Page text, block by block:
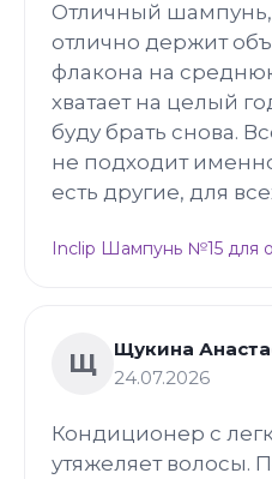
Отличный шампунь,
отлично держит
флакона на
хватает на целый
буду брать снова.
не подходит
есть другие, для
Inclip Шампунь №15 для
Щ
Щукина
24.07.2026
Кондиционер с
утяжеляет волосы.